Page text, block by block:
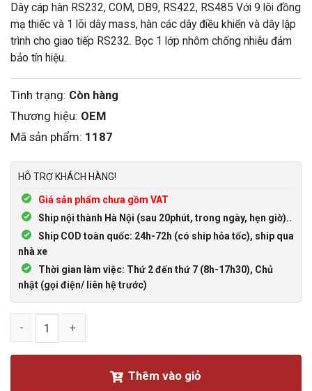
Dây cáp hàn RS232, COM, DB9, RS422, RS485 Với 9 lõi đồng
mạ thiếc và 1 lõi dây mass, hàn các dây điều khiển và dây lập
trình cho giao tiếp RS232. Bọc 1 lớp nhôm chống nhiễu đảm
bảo tín hiệu.
Tình trạng: Còn hàng
Thương hiệu: OEM
Mã sản phẩm: 1187
HỖ TRỢ KHÁCH HÀNG!
Giá sản phẩm chưa gồm VAT
Ship nội thành Hà Nội (sau 20phút, trong ngày, hẹn giờ)..
Ship COD toàn quốc: 24h-72h (có ship hỏa tốc), ship qua
nhà xe
Thời gian làm việc: Thứ 2 đến thứ 7 (8h-17h30), Chủ
nhật (gọi điện/ liên hệ trước)
Thêm vào giỏ